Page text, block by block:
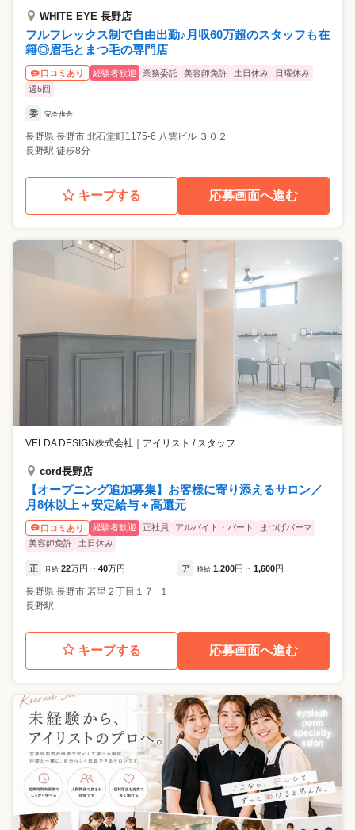
WHITE EYE 長野店
フルフレックス制で自由出勤♪月収60万超のスタッフも在
籍◎眉毛とまつ毛の専門店
口コミあり 経験者歓迎 業務委託 美容師免許 土日休み
日曜休み
週5回
委 完全歩合
長野県 長野市 北石堂町1175-6 八雲ビル ３０２
長野駅 徒歩8分
キープする 応募画面へ進む
VELDA DESIGN株式会社 ｜ アイリスト / スタッフ
cord長野店
【オープニング追加募集】お客様に寄り添えるサロン／
月8休以上＋安定給与＋高還元
口コミあり 経験者歓迎 正社員 アルバイト・パート
まつげパーマ
美容師免許
土日休み
正 月給 22万円 ~ 40万円 ア 時給 1,200円 ~ 1,600円
長野県 長野市 若里２丁目１７−１
長野駅
キープする 応募画面へ進む